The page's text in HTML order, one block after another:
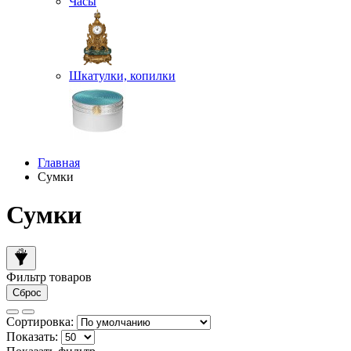
Шкатулки, копилки
Главная
Сумки
Сумки
Фильтр товаров
Сброс
Сортировка:
Показать: